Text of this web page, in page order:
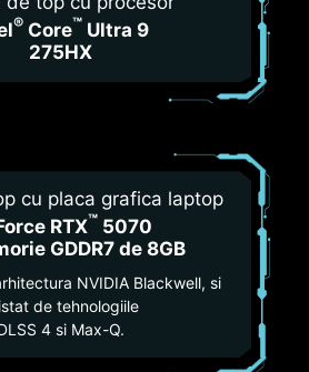
® Core™ Ultra 9
275HX
cu placa grafica laptop
RTX™5070
GDDR7 de 8GB
NVIDIA Blackwell, si
de tehnologiile
4 si Max-Q.